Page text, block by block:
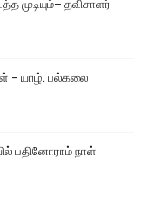
– யாழ். பல்கலை
பதினோராம் நாள்